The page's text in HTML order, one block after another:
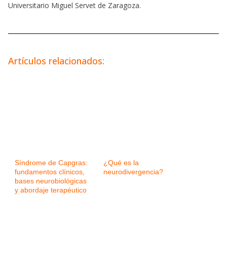
Universitario Miguel Servet de Zaragoza.
Artículos relacionados:
Síndrome de Capgras:
fundamentos clínicos,
bases neurobiológicas
y abordaje terapéutico
¿Qué es la
neurodivergencia?